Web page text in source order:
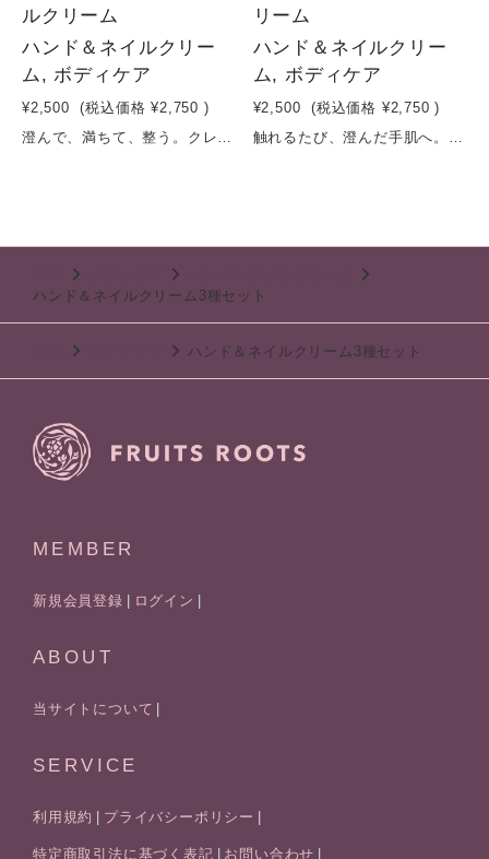
ルクリーム
ハンド＆ネイルクリー
ム, ボディケア
¥2,500 (税込価格 ¥2,750 )
澄んで、満ちて、整う。クレイ×発酵×柑橘のハンド＆ネイルケアシトラスとハーブの清らかさをあわせ持つハンド＆ネイルクリーム。モンモリロナイト（クレイ）が肌をなめらかに整えながら、余分な汚れや古い角質をやさしくオフ。ダイズ発酵エキスとシラカバ樹液が角質層までうるおいを届け、乾燥しやすい手肌をみずみずしく保ちます。シア脂とホホバ油がうるおいをしっかり閉じ込め、トウキンセンカ花エキスやカミツレエキスが手肌をやさしく整えます。さらに、褐藻エキスやセイヨウシロヤナギ樹皮エキスが、なめらかでクリアな印象の手肌へ導きます。レモンやオレンジの果実の爽やかさに、レプトスペルムムペテルソニイ油の清潔感ある香りが重なり、気分までリフレッシュ。手肌と指先を美しく整える、日常使いの新しいスタンダードです。容量：50ml
リーム
ハンド＆ネイルクリー
ム, ボディケア
¥2,500 (税込価格 ¥2,750 )
触れるたび、澄んだ手肌へ。クレイ×発酵で整う、ハンド＆ネイルケアラベンダーのやさしい香りに包まれながら、手肌と指先をすこやかに整えるハンド＆ネイルクリーム。モンモリロナイト（クレイ）が肌をなめらかに整えながら、余分な汚れを吸着。さらに、コメ発酵エキスやシラカバ樹液が角質層までうるおいを届け、乾燥しやすい手肌をしっとりと保ちます。シア脂とホホバ油がうるおいを閉じ込め、ベタつきにくく軽やかな仕上がりに。加水分解アルゲエキスや植物エキスが、指先や爪まわりまで健やかに整えます。ラベンダーとハーブの清らかな香りで、使うたびに気持ちまでリセットされるような心地よさ。日常の中で“整う時間”をもたらすハンドクリームです。容量：50ml
ハンド＆ネイルクリーム3種セット
ハンド＆ネイルクリーム3種セット
MEMBER
新規会員登録 ログイン
ABOUT
当サイトについて
SERVICE
利用規約 プライバシーポリシー
特定商取引法に基づく表記 お問い合わせ